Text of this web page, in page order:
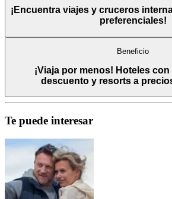
¡Encuentra viajes y cruceros
preferenciales!
Beneficio
¡Viaja por menos! Hoteles con
descuento y resorts a
Te puede interesar